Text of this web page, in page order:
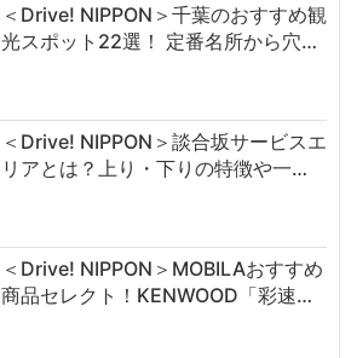
＜Drive! NIPPON＞千葉のおすすめ観
光スポット22選！ 定番名所から穴…
＜Drive! NIPPON＞談合坂サービスエ
リアとは？上り・下りの特徴や一…
＜Drive! NIPPON＞MOBILAおすすめ
商品セレクト！KENWOOD「彩速…